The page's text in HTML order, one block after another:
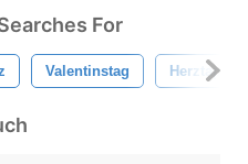
For
Valentinstag Herztapete